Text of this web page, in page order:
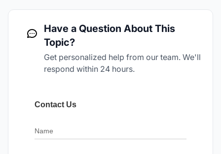
Have a Question About This
Topic?
Get personalized help from our team. We'll
respond within 24 hours.